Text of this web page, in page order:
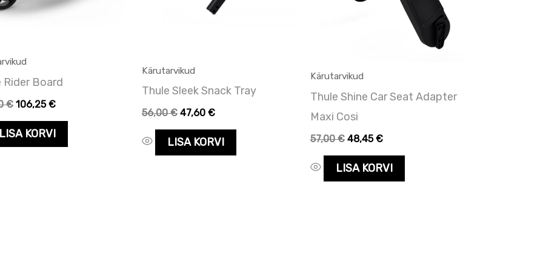
Rider Board
€ 106,25€
KORVI
Kärutarvikud
Thule Sleek Snack Tray
56,00€ 47,60 €
LISA KORVI
Kärutarvikud
Thule Shine Car Seat Adapter
Maxi Cosi
57,00€ 48,45€
LISA KORVI